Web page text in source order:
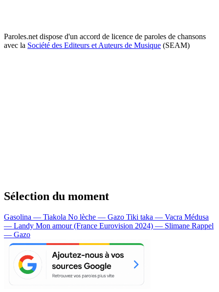
Paroles.net dispose d'un accord de licence de paroles de chansons
avec la Société des Editeurs et Auteurs de Musique (SEAM)
Sélection du moment
Gasolina — Tiakola No lèche — Gazo Tiki taka — Vacra Médusa
— Landy Mon amour (France Eurovision 2024) — Slimane Rappel
— Gazo